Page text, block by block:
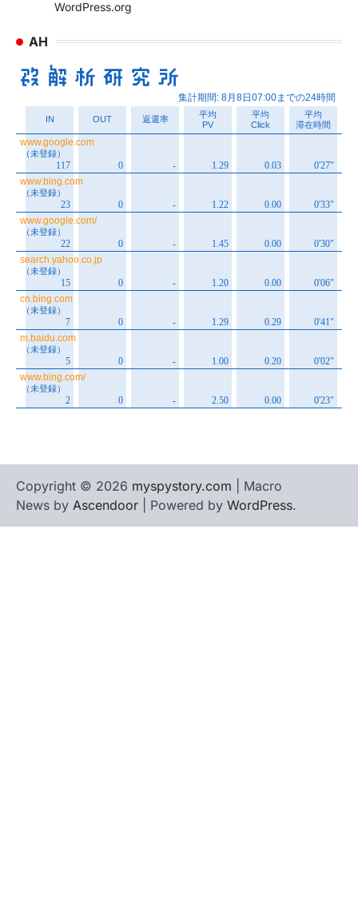
WordPress.org
AH
Copyright © 2026 myspystory.com | Macro
News by Ascendoor | Powered by WordPress.